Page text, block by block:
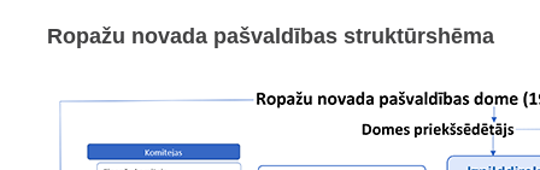
Ropažu novada pašvaldības struktūrshēma